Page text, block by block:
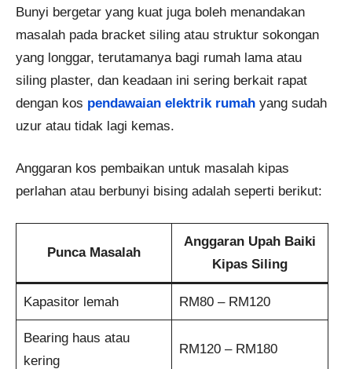
Bunyi bergetar yang kuat juga boleh menandakan
masalah pada bracket siling atau struktur sokongan
yang longgar, terutamanya bagi rumah lama atau
siling plaster, dan keadaan ini sering berkait rapat
dengan kos pendawaian elektrik rumah yang sudah
uzur atau tidak lagi kemas.
Anggaran kos pembaikan untuk masalah kipas
perlahan atau berbunyi bising adalah seperti berikut:
Punca Masalah
Anggaran Upah Baiki
Kipas Siling
Kapasitor lemah RM80 – RM120
Bearing haus atau
kering
RM120 – RM180